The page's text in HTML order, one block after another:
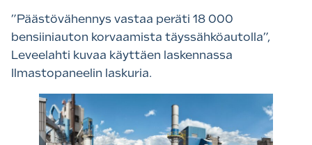
”Päästövähennys vastaa peräti 18 000
bensiiniauton korvaamista täyssähköautolla”,
Leveelahti kuvaa käyttäen laskennassa
Ilmastopaneelin laskuria.